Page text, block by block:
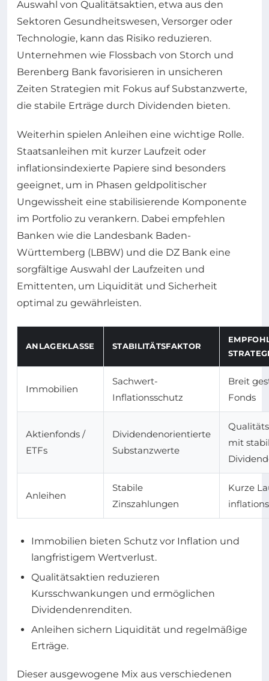
Auswahl von Qualitätsaktien, etwa aus den
Sektoren Gesundheitswesen, Versorger oder
Technologie, kann das Risiko reduzieren.
Unternehmen wie Flossbach von Storch und
Berenberg Bank favorisieren in unsicheren
Zeiten Strategien mit Fokus auf Substanzwerte,
die stabile Erträge durch Dividenden bieten.
Weiterhin spielen Anleihen eine wichtige Rolle.
Staatsanleihen mit kurzer Laufzeit oder
inflationsindexierte Papiere sind besonders
geeignet, um in Phasen geldpolitischer
Ungewissheit eine stabilisierende Komponente
im Portfolio zu verankern. Dabei empfehlen
Banken wie die Landesbank Baden-
Württemberg (LBBW) und die DZ Bank eine
sorgfältige Auswahl der Laufzeiten und
Emittenten, um Liquidität und Sicherheit
optimal zu gewährleisten.
ANLAGEKLASSE STABILITÄTSFAKTOR
Immobilien
Sachwert-
Inflationsschutz
Breit
Fonds
Aktienfonds /
ETFs
Dividendenorientierte
Substanzwerte
mit
Anleihen
Stabile
Zinszahlungen
Kurze
Immobilien bieten Schutz vor Inflation und
langfristigem Wertverlust.
Qualitätsaktien reduzieren
Kursschwankungen und ermöglichen
Dividendenrenditen.
Anleihen sichern Liquidität und regelmäßige
Erträge.
Dieser ausgewogene Mix aus verschiedenen